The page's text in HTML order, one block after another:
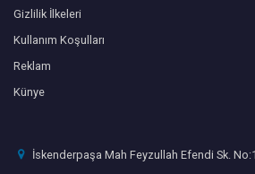
Gizlilik İlkeleri
Kullanım Koşulları
Reklam
Künye
İskenderpaşa Mah Feyzullah Efendi Sk.